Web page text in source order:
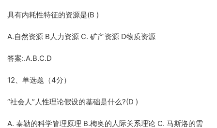
具有内耗性特征的资源是(B )
A.自然资源 B人力资源 C. 矿产资源 D物质资源
答案:.A.B.C.D
12、单选题（4分）
“社会人”人性理论假设的基础是什么?(D )
A. 泰勒的科学管理原理 B.梅奥的人际关系理论 C. 马斯洛的需